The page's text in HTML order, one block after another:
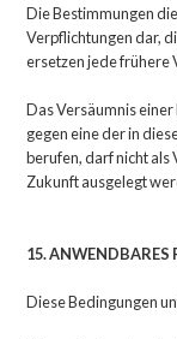
Die Bestimmungen
Verpflichtungen dar,
ersetzen jede frühere
Das Versäumnis
gegen eine der in
berufen, darf nicht als
Zukunft ausgelegt
15. ANWENDBARES
Diese Bedingungen